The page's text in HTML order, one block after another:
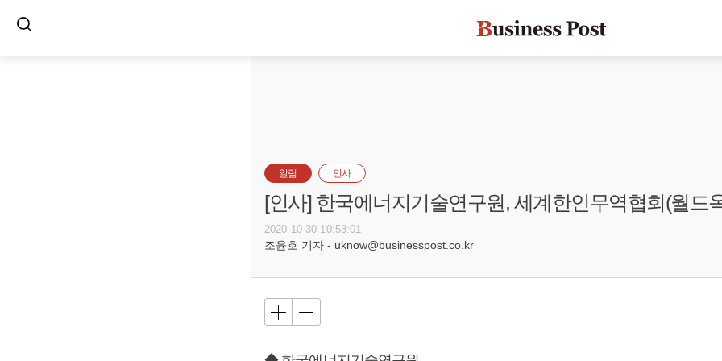
알림 인사
[인사] 한국에너지기술연구원, 세계한인무역협회(월드
2020-10-30 10:53:01
조윤호 기자 - uknow@businesspost.co.kr